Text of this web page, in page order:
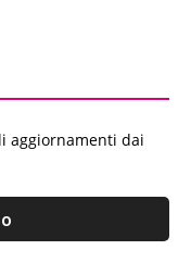
aggiornamenti dai